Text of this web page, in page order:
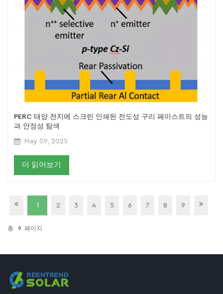
PERC 태양 전지에 스크린 인쇄된 전도성 구리 페이스트의 성능
과 안정성 탐색
May 09, 2025
더 읽어보기
1 2 3 4 5 6 7 8 9
총 9 페이지